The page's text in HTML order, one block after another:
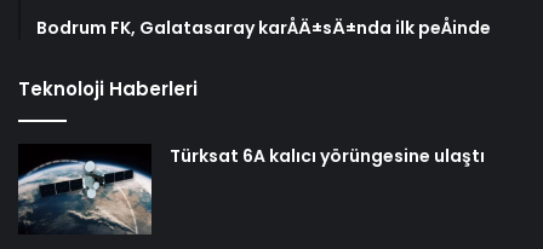
Bodrum FK, Galatasaray karÅÄ±sÄ±nda ilk peÅinde
Teknoloji Haberleri
Türksat 6A kalıcı yörüngesine ulaştı